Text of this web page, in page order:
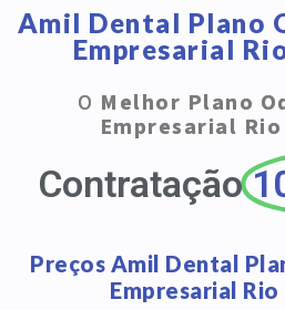
Amil Dental Plano
Empresarial
O Melhor Plano
Empresarial
Contratação
Preços Amil Dental
Empresarial Rio